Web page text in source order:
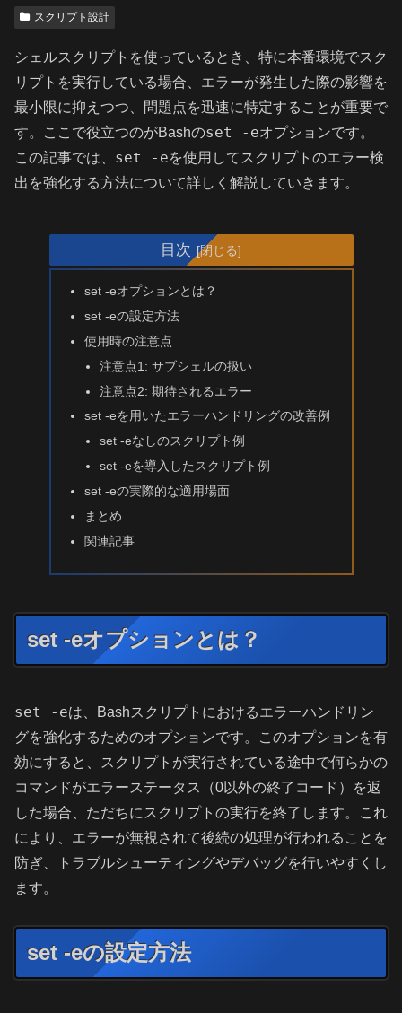
スクリプト設計
シェルスクリプトを使っているとき、特に本番環境でスク
リプトを実行している場合、エラーが発生した際の影響を
最小限に抑えつつ、問題点を迅速に特定することが重要で
す。ここで役立つのがBashのset -eオプションです。
この記事では、 set -eを使用してスクリプトのエラー検
出を強化する方法について詳しく解説していきます。
目次
set -eオプションとは？
set -eの設定方法
使用時の注意点
注意点1: サブシェルの扱い
注意点2: 期待されるエラー
set -eを用いたエラーハンドリングの改善例
set -eなしのスクリプト例
set -eを導入したスクリプト例
set -eの実際的な適用場面
まとめ
関連記事
set -eオプションとは？
set -eは、Bashスクリプトにおけるエラーハンドリン
グを強化するためのオプションです。このオプションを有
効にすると、スクリプトが実行されている途中で何らかの
コマンドがエラーステータス（0以外の終了コード）を返
した場合、ただちにスクリプトの実行を終了します。これ
により、エラーが無視されて後続の処理が行われることを
防ぎ、トラブルシューティングやデバッグを行いやすくし
ます。
set -eの設定方法